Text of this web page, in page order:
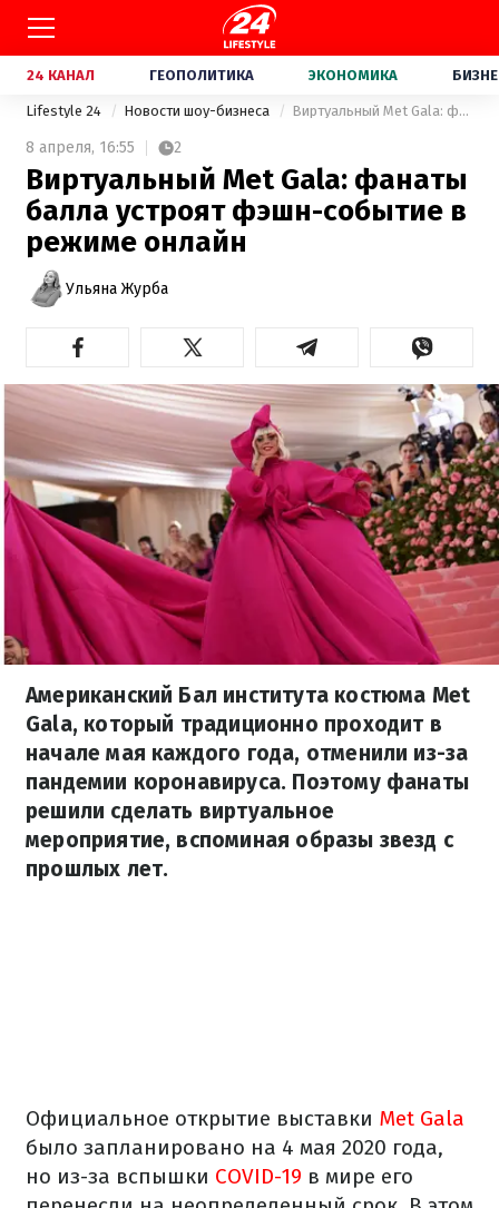
24 КАНАЛ ГЕОПОЛИТИКА ЭКОНОМИКА
Lifestyle 24 Новости шоу-бизнеса Виртуальный Met Gala: фанаты балла устроят фэшн-событие в режиме онлайн
8 апреля, 16:55 2
Виртуальный Met Gala: фанаты
балла устроят фэшн-событие в
режиме онлайн
Ульяна Журба
Американский Бал института костюма Met
Gala, который традиционно проходит в
начале мая каждого года, отменили из-за
пандемии коронавируса. Поэтому фанаты
решили сделать виртуальное
мероприятие, вспоминая образы звезд с
прошлых лет.
Официальное открытие выставки Met Gala
было запланировано на 4 мая 2020 года,
но из-за вспышки COVID-19 в мире его